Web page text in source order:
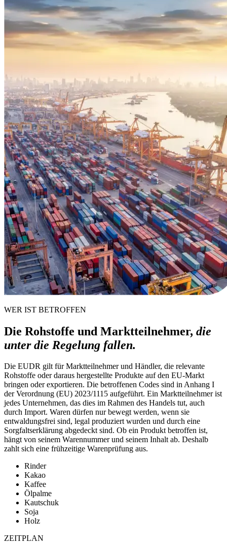
WER IST BETROFFEN
Die Rohstoffe und Marktteilnehmer, die
unter die Regelung fallen.
Die EUDR gilt für Marktteilnehmer und Händler, die relevante
Rohstoffe oder daraus hergestellte Produkte auf den EU-Markt
bringen oder exportieren. Die betroffenen Codes sind in Anhang I
der Verordnung (EU) 2023/1115 aufgeführt. Ein Marktteilnehmer ist
jedes Unternehmen, das dies im Rahmen des Handels tut, auch
durch Import. Waren dürfen nur bewegt werden, wenn sie
entwaldungsfrei sind, legal produziert wurden und durch eine
Sorgfaltserklärung abgedeckt sind. Ob ein Produkt betroffen ist,
hängt von seinem Warennummer und seinem Inhalt ab. Deshalb
zahlt sich eine frühzeitige Warenprüfung aus.
Rinder
Kakao
Kaffee
Ölpalme
Kautschuk
Soja
Holz
ZEITPLAN